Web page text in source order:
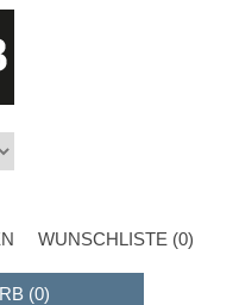
WUNSCHLISTE (0)
(0)